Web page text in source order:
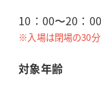
10：00〜20：00
※入場は閉場の30
対象年齢